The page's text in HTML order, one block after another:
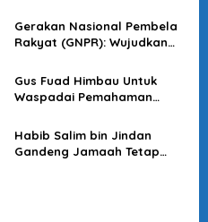
Gerakan Nasional Pembela
Rakyat (GNPR): Wujudkan
dan Kondusif
Gus Fuad Himbau Untuk
Waspadai Pemahaman
yang Mengarah ke Ranah
Politik
Habib Salim bin Jindan
Gandeng Jamaah Tetap